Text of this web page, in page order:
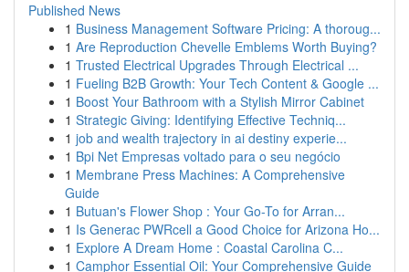
Published News
1 Business Management Software Pricing: A thoroug...
1 Are Reproduction Chevelle Emblems Worth Buying?
1 Trusted Electrical Upgrades Through Electrical ...
1 Fueling B2B Growth: Your Tech Content & Google ...
1 Boost Your Bathroom with a Stylish Mirror Cabinet
1 Strategic Giving: Identifying Effective Techniq...
1 job and wealth trajectory in ai destiny experie...
1 Bpi Net Empresas voltado para o seu negócio
1 Membrane Press Machines: A Comprehensive
Guide
1 Butuan's Flower Shop : Your Go-To for Arran...
1 Is Generac PWRcell a Good Choice for Arizona Ho...
1 Explore A Dream Home : Coastal Carolina C...
1 Camphor Essential Oil: Your Comprehensive Guide